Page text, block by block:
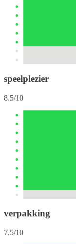
speelplezier
8.5/10
verpakking
7.5/10